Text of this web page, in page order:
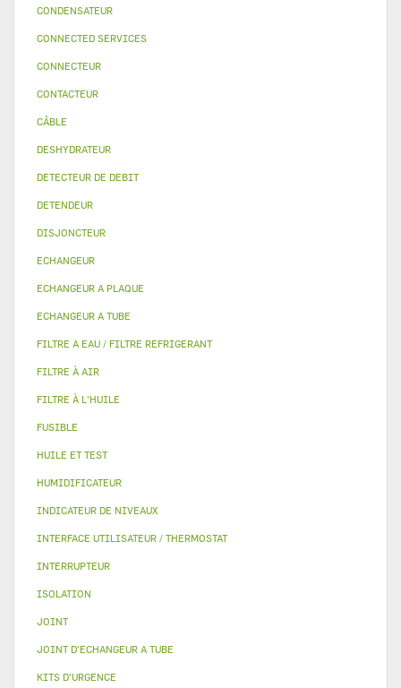
CONDENSATEUR
CONNECTED SERVICES
CONNECTEUR
CONTACTEUR
CÂBLE
DESHYDRATEUR
DETECTEUR DE DEBIT
DETENDEUR
DISJONCTEUR
ECHANGEUR
ECHANGEUR A PLAQUE
ECHANGEUR A TUBE
FILTRE A EAU / FILTRE REFRIGERANT
FILTRE À AIR
FILTRE À L'HUILE
FUSIBLE
HUILE ET TEST
HUMIDIFICATEUR
INDICATEUR DE NIVEAUX
INTERFACE UTILISATEUR / THERMOSTAT
INTERRUPTEUR
ISOLATION
JOINT
JOINT D'ECHANGEUR A TUBE
KITS D'URGENCE